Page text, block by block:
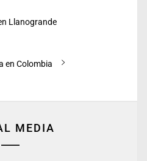
Llanogrande
en Colombia
MEDIA